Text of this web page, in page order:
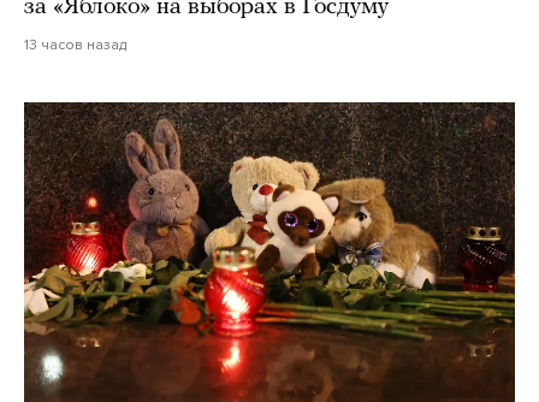
за «Яблоко» на выборах в Госдуму
13 часов назад